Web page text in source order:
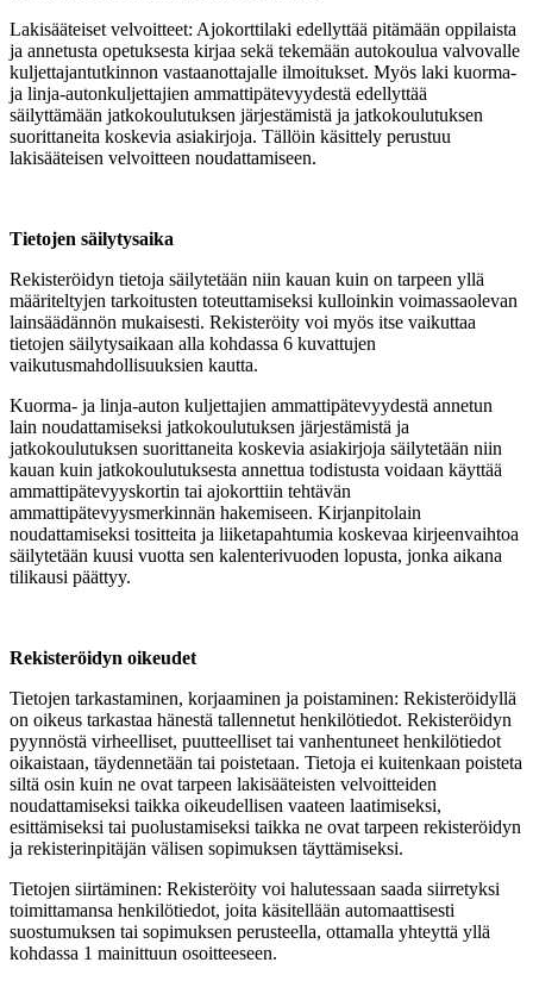
Lakisääteiset velvoitteet: Ajokorttilaki edellyttää pitämään oppilaista
ja annetusta opetuksesta kirjaa sekä tekemään autokoulua valvovalle
kuljettajantutkinnon vastaanottajalle ilmoitukset. Myös laki kuorma-
ja linja-autonkuljettajien ammattipätevyydestä edellyttää
säilyttämään jatkokoulutuksen järjestämistä ja jatkokoulutuksen
suorittaneita koskevia asiakirjoja. Tällöin käsittely perustuu
lakisääteisen velvoitteen noudattamiseen.
Tietojen säilytysaika
Rekisteröidyn tietoja säilytetään niin kauan kuin on tarpeen yllä
määriteltyjen tarkoitusten toteuttamiseksi kulloinkin voimassaolevan
lainsäädännön mukaisesti. Rekisteröity voi myös itse vaikuttaa
tietojen säilytysaikaan alla kohdassa 6 kuvattujen
vaikutusmahdollisuuksien kautta.
Kuorma- ja linja-auton kuljettajien ammattipätevyydestä annetun
lain noudattamiseksi jatkokoulutuksen järjestämistä ja
jatkokoulutuksen suorittaneita koskevia asiakirjoja säilytetään niin
kauan kuin jatkokoulutuksesta annettua todistusta voidaan käyttää
ammattipätevyyskortin tai ajokorttiin tehtävän
ammattipätevyysmerkinnän hakemiseen. Kirjanpitolain
noudattamiseksi tositteita ja liiketapahtumia koskevaa kirjeenvaihtoa
säilytetään kuusi vuotta sen kalenterivuoden lopusta, jonka aikana
tilikausi päättyy.
Rekisteröidyn oikeudet
Tietojen tarkastaminen, korjaaminen ja poistaminen: Rekisteröidyllä
on oikeus tarkastaa hänestä tallennetut henkilötiedot. Rekisteröidyn
pyynnöstä virheelliset, puutteelliset tai vanhentuneet henkilötiedot
oikaistaan, täydennetään tai poistetaan. Tietoja ei kuitenkaan poisteta
siltä osin kuin ne ovat tarpeen lakisääteisten velvoitteiden
noudattamiseksi taikka oikeudellisen vaateen laatimiseksi,
esittämiseksi tai puolustamiseksi taikka ne ovat tarpeen rekisteröidyn
ja rekisterinpitäjän välisen sopimuksen täyttämiseksi.
Tietojen siirtäminen: Rekisteröity voi halutessaan saada siirretyksi
toimittamansa henkilötiedot, joita käsitellään automaattisesti
suostumuksen tai sopimuksen perusteella, ottamalla yhteyttä yllä
kohdassa 1 mainittuun osoitteeseen.